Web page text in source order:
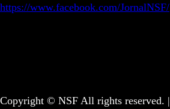
https://www.facebook.com/JornalNSF/
Copyright © NSF All rights reserved. |